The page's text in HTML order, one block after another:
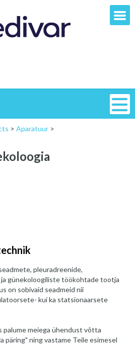
> Aparatuur >
pleuradreenide,
günekoloogiliste töökohtade tootja
on sobivaid seadmeid nii
kui ka statsionaarsete
palume meiega ühendust võtta
päring" ning vastame Teile esimesel